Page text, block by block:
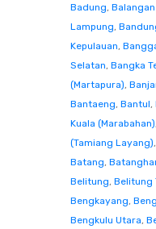
Badung,
Lampung,
Kepulauan,
Selatan, Bangka
(Martapura),
Bantaeng, Bantul,
Kuala (Marabahan)
(Tamiang Layang),
Batang,
Belitung, Belitung
Bengkayang,
Bengkulu Utara,